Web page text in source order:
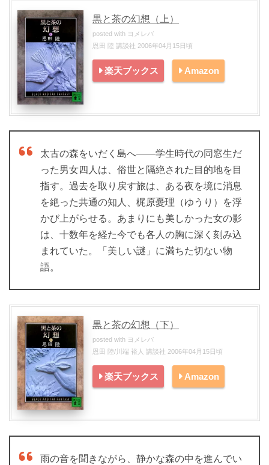
黒と茶の幻想（上）
posted with ヨメレバ
恩田 陸 講談社 2006年04月15日頃
楽天ブックス Amazon
太古の森をいだく島へ――学生時代の同窓生だ
った男女四人は、俗世と隔絶された目的地を目
指す。過去を取り戻す旅は、ある夜を境に消息
を絶った共通の知人、梶原憂理（ゆうり）を浮
かび上がらせる。あまりにも美しかった女の影
は、十数年を経た今でも各人の胸に深く刻み込
まれていた。「美しい謎」に満ちた切ない物
語。
黒と茶の幻想（下）
posted with ヨメレバ
恩田 陸/川端 裕人 講談社 2006年04月15日頃
楽天ブックス Amazon
雨の音を聞きながら、静かな森の中を進んでい